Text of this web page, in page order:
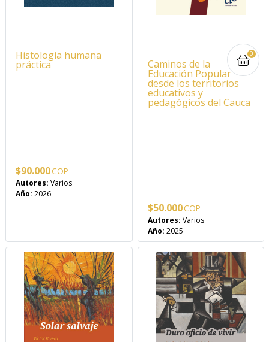
0
Histología humana
práctica
$90.000
Autores: Varios
Año: 2026
Caminos de la
Educación Popular
desde los territorios
educativos y
pedagógicos del Cauca
$50.000
Autores: Varios
Año: 2025